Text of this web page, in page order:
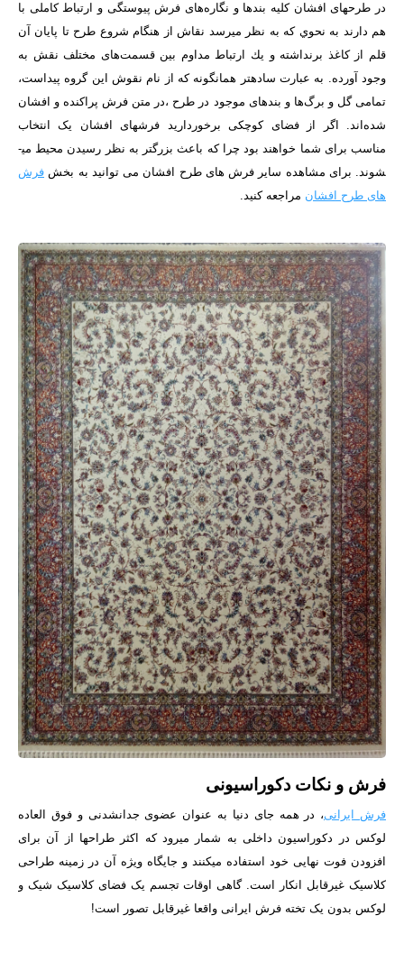
در طرح­های افشان كليه بندها و نگاره‌های فرش پيوستگی و ارتباط كاملی با
هم دارند به نحوي كه به نظر مي­رسد نقاش از هنگام شروع طرح تا پايان آن
قلم از كاغذ برنداشته و يك ارتباط مداوم بين قسمت‌های مختلف نقش به
وجود آورده. به عبارت ساده­تر همان­گونه كه از نام نقوش اين گروه پيداست،
تمامی گل و برگ‌ها و بندهای موجود در طرح ،در متن فرش پراكنده و افشان
شده‌اند. اگر از فضای کوچکی برخوردارید فرش­های افشان یک انتخاب
مناسب برای شما خواهند بود چرا که باعث بزرگ­تر به نظر رسیدن محیط می­
شوند. برای مشاهده سایر فرش های طرح افشان می توانید به بخش فرش
های طرح افشان مراجعه کنید.
فرش و نکات دکوراسیونی
فرش ایرانی، در همه جای دنیا به عنوان عضوی جدانشدنی و فوق العاده
لوکس در دکوراسیون داخلی به شمار میرود که اکثر طراح­ها از آن برای
افزودن فوت نهایی خود استفاده می­کنند و جایگاه ویژه آن در زمینه طراحی
کلاسیک غیرقابل انکار است. گاهی اوقات تجسم یک فضای کلاسیک شیک و
لوکس بدون یک تخته فرش ایرانی واقعا غیرقابل تصور است!